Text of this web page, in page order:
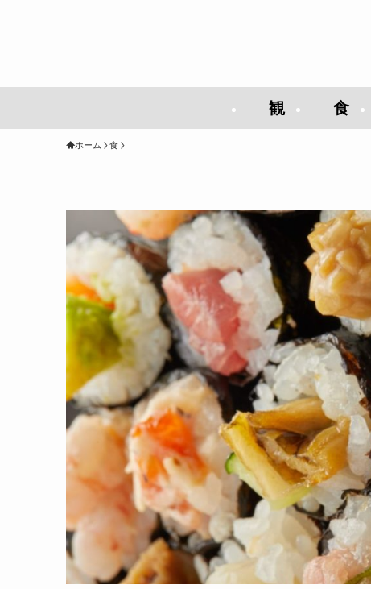
観 食
ホーム 食